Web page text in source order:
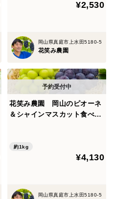
¥2,530
岡山県真庭市上水田5180-5
花笑み農園
花笑み農園 岡山のピオーネ
＆シャインマスカット食べ比
約1kg
¥4,130
岡山県真庭市上水田5180-5